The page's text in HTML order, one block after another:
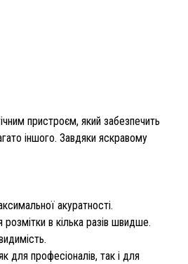
пристроєм, який забезпечить
іншого. Завдяки яскравому
акуратності.
розмітки в кілька разів швидше.
для професіоналів, так і для